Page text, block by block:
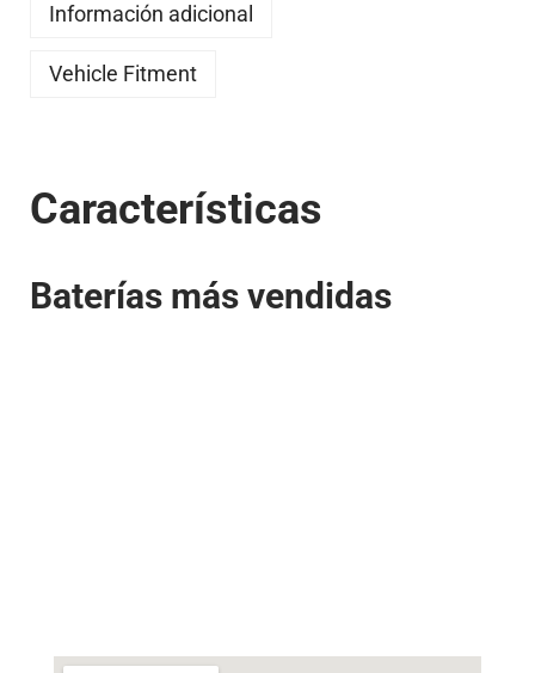
Información adicional
Vehicle Fitment
Características
Baterías más vendidas